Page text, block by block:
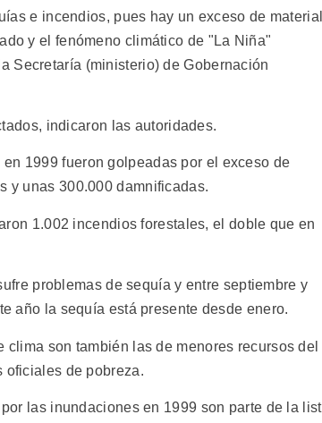
e incendios, pues hay un exceso de
y el fenómeno climático de "La Niña"
Secretaría (ministerio) de Gobernación
indicaron las autoridades.
1999 fueron golpeadas por el exceso de
y unas 300.000 damnificadas.
1.002 incendios forestales, el doble que en
problemas de sequía y entre septiembre y
año la sequía está presente desde enero.
son también las de menores recursos del
oficiales de pobreza.
las inundaciones en 1999 son parte de la